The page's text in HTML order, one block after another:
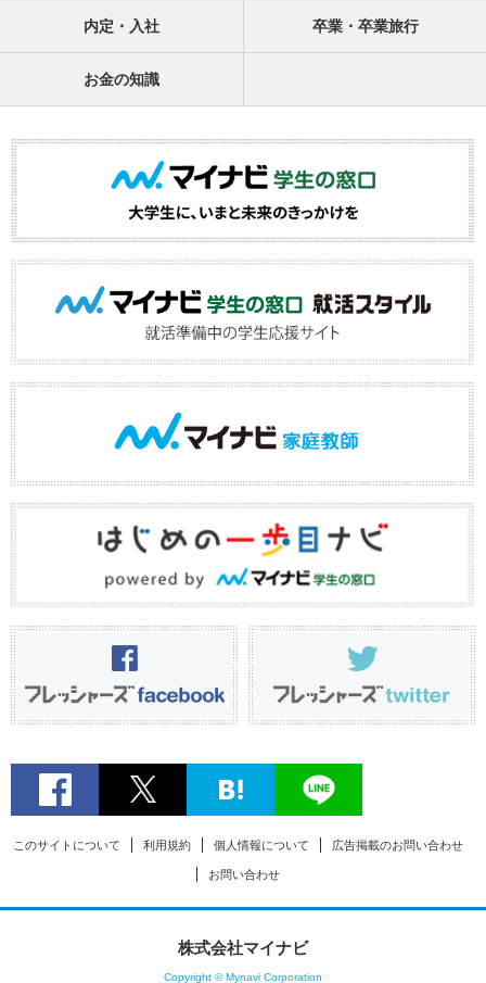
内定・入社 卒業・卒業旅行
お金の知識
このサイトについて 利用規約 個人情報について 広告掲載のお問い合わせ
お問い合わせ
株式会社マイナビ
Copyright © Mynavi Corporation